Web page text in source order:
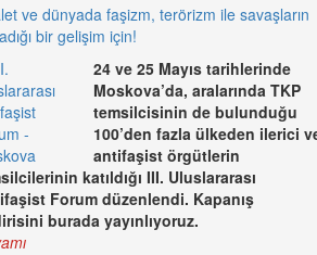
ve dünyada faşizm, terörizm ile savaşların
bir gelişim için!
24 ve 25 Mayıs tarihlerinde
Moskova’da, aralarında TKP
temsilcisinin de bulunduğu
100’den fazla ülkeden ilerici
antifaşist örgütlerin
katıldığı III. Uluslararası
Forum düzenlendi. Kapanış
burada yayınlıyoruz.